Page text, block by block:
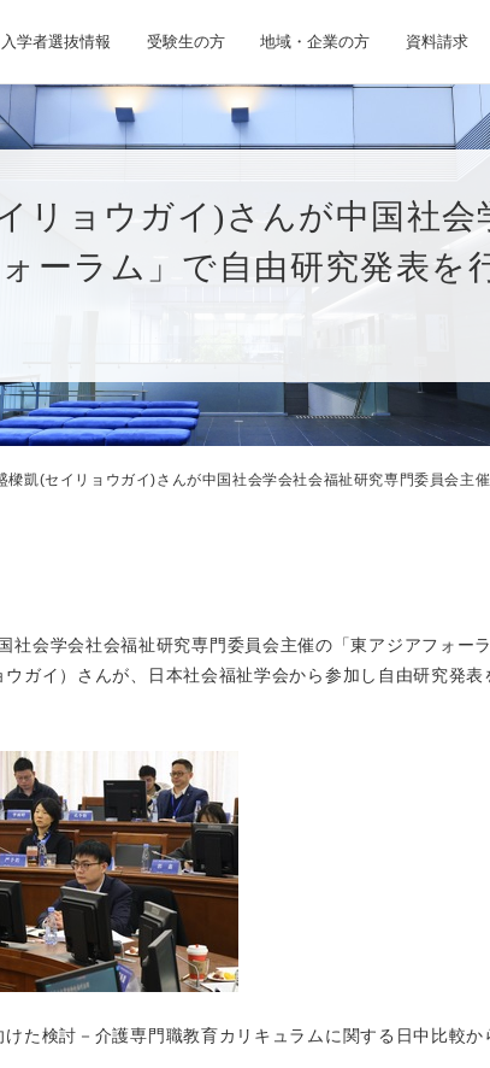
入学者選抜情報 受験生の方 地域・企業の方 資料請求
リョウガイ)さんが中国社会
ーラム」で自由研究発表を
樑凱(セイリョウガイ)さんが中国社会学会社会福祉研究専門委員会主
会学会社会福祉研究専門委員会主催の「東アジアフォー
ガイ）さんが、日本社会福祉学会から参加し自由研究発表
た検討－介護専門職教育カリキュラムに関する日中比較か